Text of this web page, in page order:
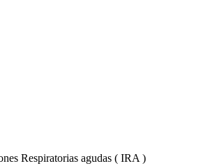
Respiratorias agudas ( IRA )